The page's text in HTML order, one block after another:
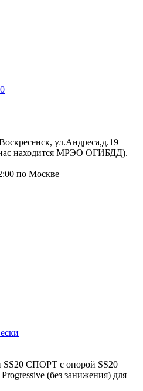
ул.Андреса,д.19
находится МРЭО ОГИБДД).
по Москве
SS20 СПОРТ c опорой SS20
(без занижения) для